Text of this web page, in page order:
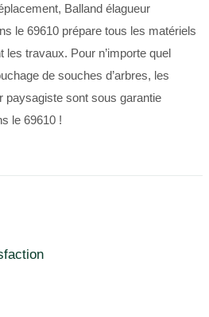
Balland élagueur
le 69610 prépare tous les matériels
les travaux. Pour n’importe quel
de souches d’arbres, les
paysagiste sont sous garantie
le 69610 !